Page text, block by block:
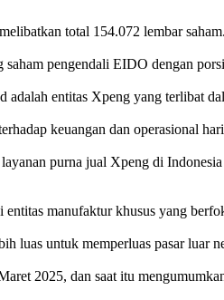
total 154.072 lembar saham.
pengendali EIDO dengan
entitas Xpeng yang terlibat
keuangan dan operasional
purna jual Xpeng di
entitas manufaktur khusus yang
luas untuk memperluas pasar luar
2025, dan saat itu